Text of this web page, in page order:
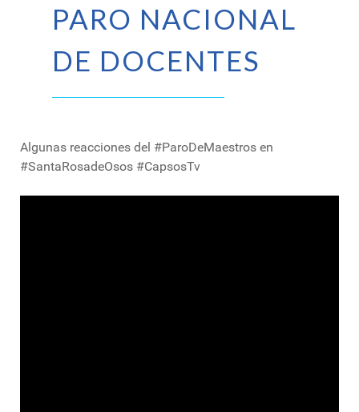
PARO NACIONAL
DE DOCENTES
Algunas reacciones del #ParoDeMaestros en
#SantaRosadeOsos #CapsosTv